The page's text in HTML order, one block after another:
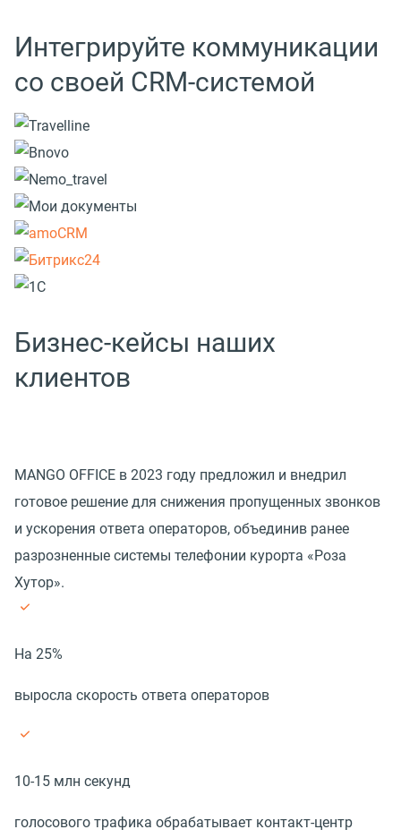
Интегрируйте коммуникации
со своей CRM-системой
Бизнес-кейсы наших
клиентов
MANGO OFFICE в 2023 году предложил и внедрил
готовое решение для снижения пропущенных звонков
и ускорения ответа операторов, объединив ранее
разрозненные системы телефонии курорта «Роза
Хутор».
На 25%
выросла скорость ответа операторов
10-15 млн секунд
голосового трафика обрабатывает контакт-центр